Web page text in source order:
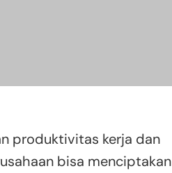
produktivitas kerja dan
bisa menciptakan